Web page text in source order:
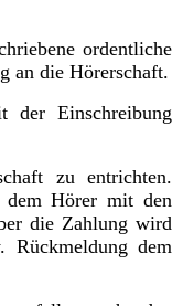
ordentliche
an die Hörerschaft.
der Einschreibung
zu entrichten.
dem Hörer mit den
die Zahlung wird
Rückmeldung dem